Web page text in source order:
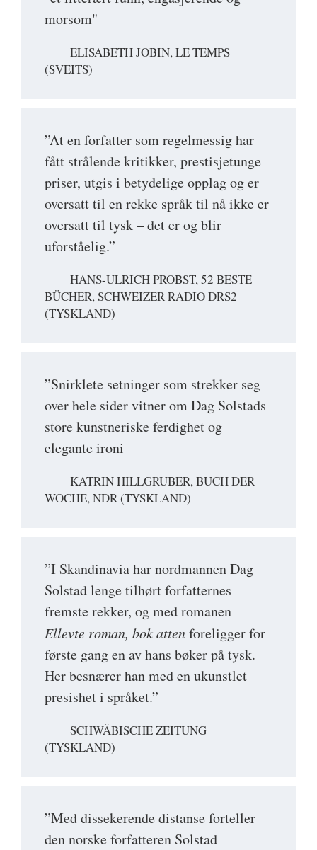
morsom"
ELISABETH JOBIN, LE TEMPS
(SVEITS)
”At en forfatter som regelmessig har
fått strålende kritikker, prestisjetunge
priser, utgis i betydelige opplag og er
oversatt til en rekke språk til nå ikke er
oversatt til tysk – det er og blir
uforståelig.”
HANS-ULRICH PROBST, 52 BESTE
BÜCHER, SCHWEIZER RADIO DRS2
(TYSKLAND)
”Snirklete setninger som strekker seg
over hele sider vitner om Dag Solstads
store kunstneriske ferdighet og
elegante ironi
KATRIN HILLGRUBER, BUCH DER
WOCHE, NDR (TYSKLAND)
”I Skandinavia har nordmannen Dag
Solstad lenge tilhørt forfatternes
fremste rekker, og med romanen
Ellevte roman, bok attenforeligger for
første gang en av hans bøker på tysk.
Her besnærer han med en ukunstlet
presishet i språket.”
SCHWÄBISCHE ZEITUNG
(TYSKLAND)
”Med dissekerende distanse forteller
den norske forfatteren Solstad